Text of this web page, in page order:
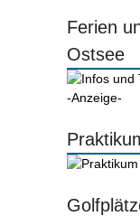
Ferien
Ostsee
-Anzeige-